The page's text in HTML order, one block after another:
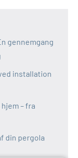
gennemgang
installation
– fra
din pergola